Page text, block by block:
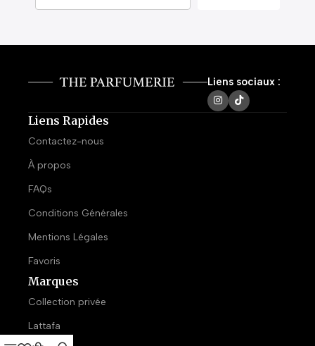
Liens sociaux :
Liens Rapides
Contactez-nous
À propos
FAQs
Conditions Générales
Mentions Légales
Favoris
Marques
Collection privée
Lattafa